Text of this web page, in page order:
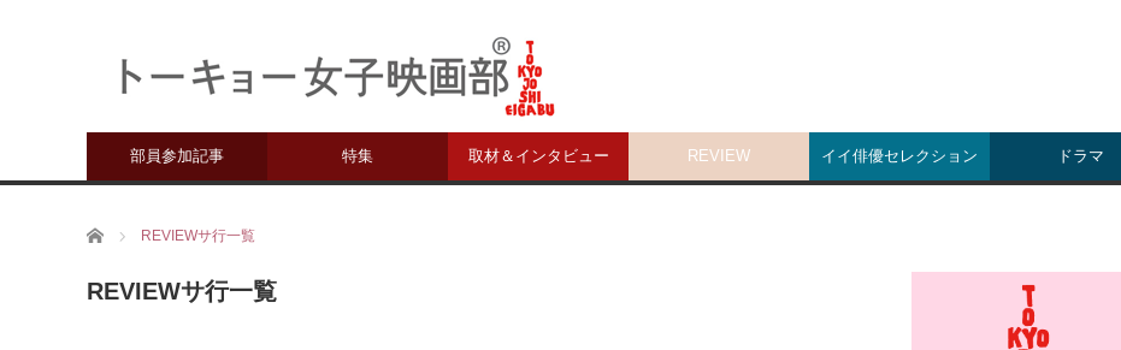
部員参加記事 特集 取材＆インタビュー REVIEW イイ俳優セレクション ドラマ
ホーム REVIEWサ行一覧
REVIEWサ行一覧